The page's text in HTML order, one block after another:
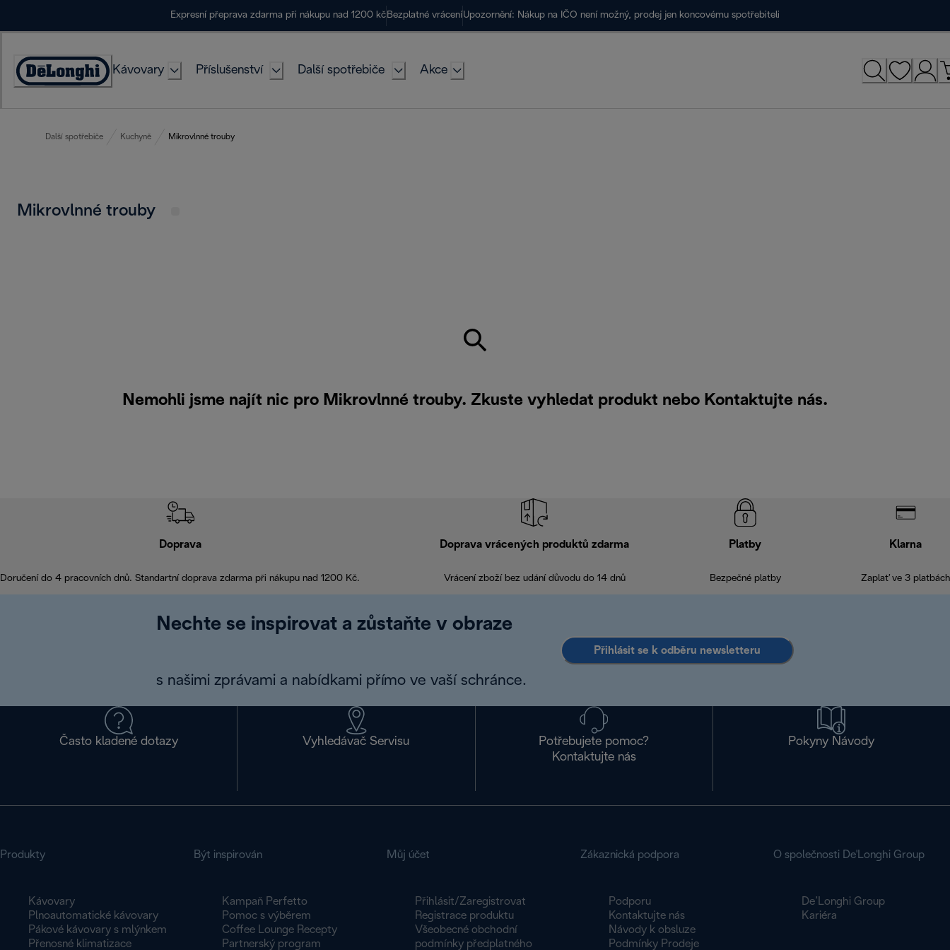
Expresní přeprava zdarma při nákupu nad 1200 kč Bezplatné vráceníUpozornění: Nákup na IČO není možný, prodej jen koncovému spotřebiteli
Accessibility
Kávovary Příslušenství Další spotřebiče Akce
Další spotřebiče Kuchyně Mikrovlnné trouby
Mikrovlnné trouby
Nemohli jsme najít nic pro Mikrovlnné trouby. Zkuste vyhledat produkt nebo Kontaktujte nás.
Doprava
Doručení do 4 pracovních dnů. Standartní doprava zdarma při nákupu nad 1200 Kč.
Doprava vrácených produktů zdarma
Vrácení zboží bez udání důvodu do 14 dnů
Platby
Bezpečné platby
Klarna
Zaplať ve 3 platbách
Nechte se inspirovat a zůstaňte v obraze
s našimi zprávami a nabídkami přímo ve vaší schránce.
Přihlásit se k odběru newsletteru
Často kladené dotazy Vyhledávač Servisu
Potřebujete pomoc?
Kontaktujte nás
Pokyny Návody
Produkty
Kávovary
Plnoautomatické kávovary
Pákové kávovary s mlýnkem
Přenosné klimatizace
Být inspirován
Kampaň Perfetto
Pomoc s výběrem
Coffee Lounge Recepty
Partnerský program
Můj účet
Přihlásit/Zaregistrovat
Registrace produktu
Všeobecné obchodní
podmínky předplatného
Zákaznická podpora
Podporu
Kontaktujte nás
Návody k obsluze
Podmínky Prodeje
O společnosti De'Longhi Group
De’Longhi Group
Kariéra